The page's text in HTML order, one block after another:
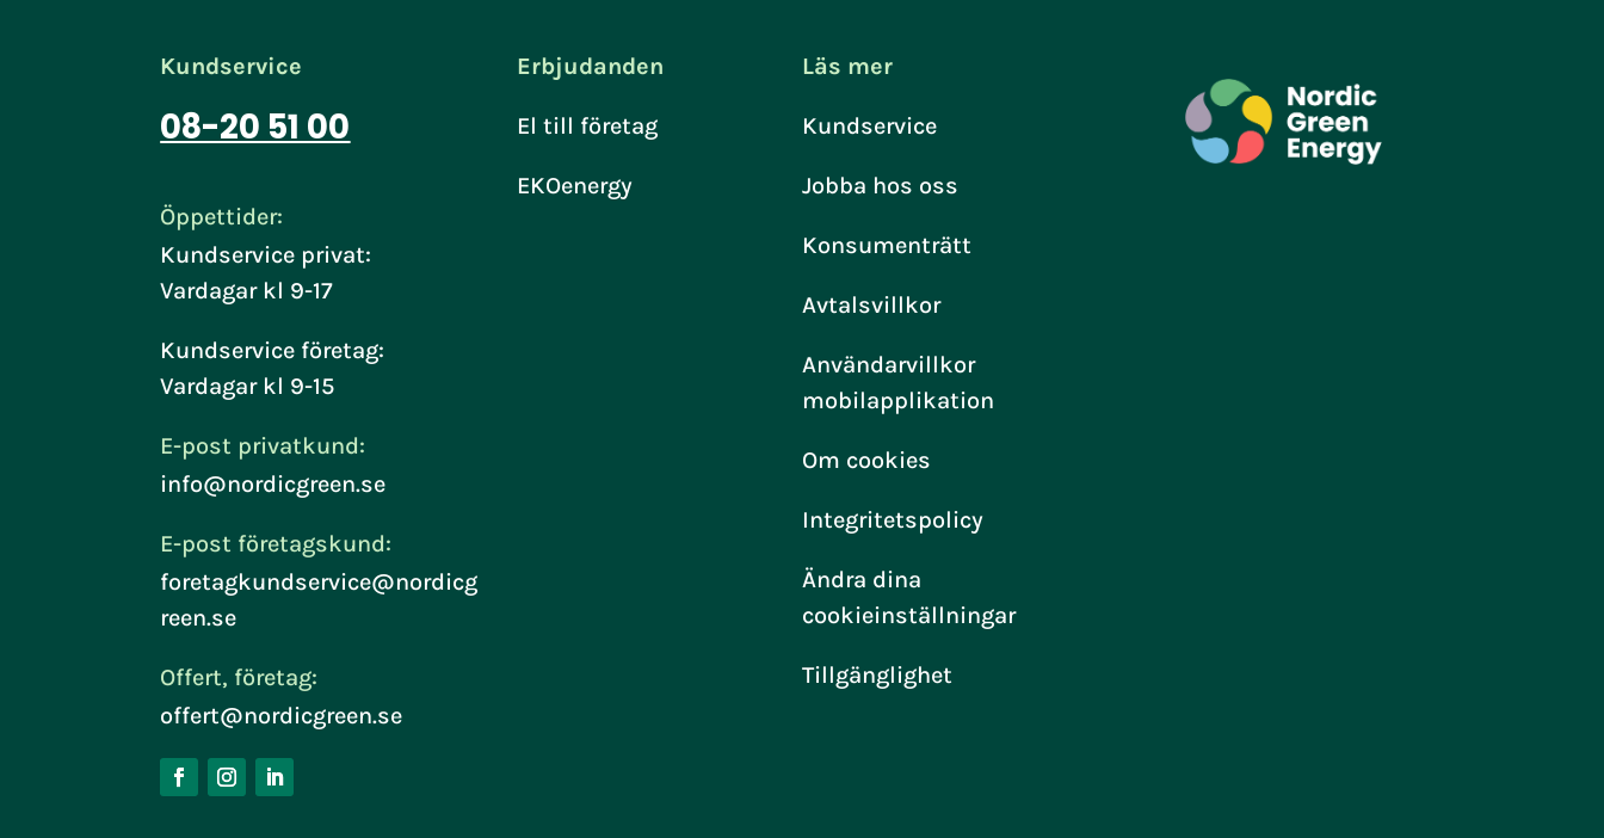
Kundservice
08-20 51 00
Öppettider:
Kundservice privat:
Vardagar kl 9-17
Kundservice företag:
Vardagar kl 9-15
E-post privatkund:
info@nordicgreen.se
E-post företagskund:
foretagkundservice@nordicg
reen.se
Offert, företag:
offert@nordicgreen.se
Erbjudanden
El till företag
EKOenergy
Läs mer
Kundservice
Jobba hos oss
Konsumenträtt
Avtalsvillkor
Användarvillkor
mobilapplikation
Om cookies
Integritetspolicy
Ändra dina
cookieinställningar
Tillgänglighet